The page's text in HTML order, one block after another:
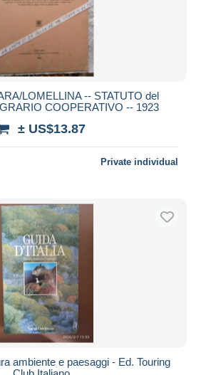
LOMELLINA -- STATUTO del
COOPERATIVO -- 1923
± US$13.87
Private individual
ambiente e paesaggi - Ed. Touring